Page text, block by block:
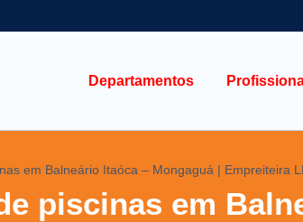
Departamentos
em Balneário Itaóca – Mongaguá | Empreiteira
piscinas em